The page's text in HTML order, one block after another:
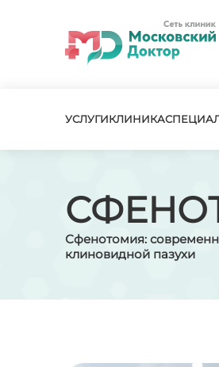
УСЛУГИКЛИНИКА
Сфенотомия:
клиновидной пазухи